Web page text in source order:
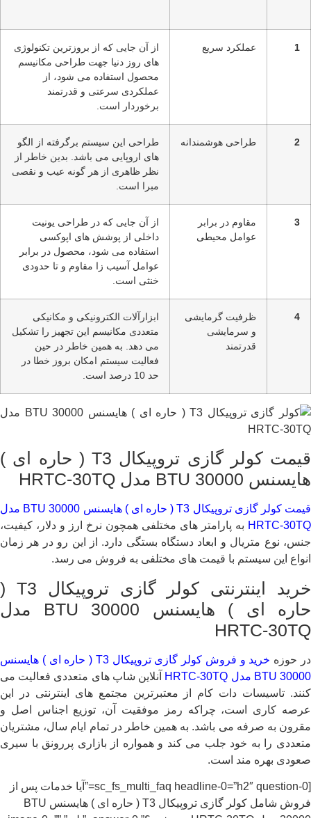
1 عملکرد سریع
از آن‌ جایی که از بروزترین تکنولوژی‌
های روز دنیا جهت طراحی مکانیسم
محصول استفاده می شود، از
عملکردی سرعتی و قدرتمند
برخوردار است.
2 طراحی هوشمندانه
طراحی این سیستم برگرفته از الگو
های اروپایی می باشد. بدین خاطر از
نظر ظاهری از هر گونه عیب و نقصی
مبرا است.
3
مقاوم در برابر
عوامل محیطی
از آن جایی که در طراحی یونیت
داخلی از پوشش های اپوکسی
استفاده می شود، محصول در برابر
عوامل آسیب زا مقاوم و تا حدودی
خنثی است.
4
ظرفیت گرمایشی
و سرمایشی
قدرتمند
ابزارآلات الکترونیکی و مکانیکی
متعددی مکانیسم این تجهیز را تشکیل
می دهد. به همین خاطر در حین
فعالیت سیستم امکان بروز خطا در
حد 10 درصد است.
قیمت کولر گازی تروپیکال T3 ( حاره ای )
هایسنس BTU 30000 مدل HRTC-30TQ
قیمت کولر گازی تروپیکال T3 ( حاره ای ) هایسنس BTU 30000 مدل
HRTC-30TQ به پارامتر های مختلفی همچون نرخ ارز و دلار، کیفیت،
جنس، نوع متریال و ابعاد دستگاه بستگی دارد. از این رو در هر زمان
انواع این سیستم با قیمت های مختلفی به فروش می رسد.
خرید اینترنتی کولر گازی تروپیکال T3 (
حاره ای ) هایسنس BTU 30000 مدل
HRTC-30TQ
در حوزه
خرید و فروش کولر گازی تروپیکال T3 ( حاره ای ) هایسنس
BTU 30000 مدل HRTC-30TQ
آنلاین شاپ های متعددی فعالیت می
کنند. تاسیسات دات کام از معتبرترین مجتمع های اینترنتی در این
عرصه کاری است، چراکه رمز موفقیت آن، توزیع اجناس اصل و
مقرون به صرفه می باشد. به همین خاطر در تمام ایام سال، مشتریان
متعددی را به خود جلب می کند و همواره از بازاری پررونق با سیری
صعودی بهره مند است.
[sc_fs_multi_faq headline-0=”h2″ question-0=”آیا خدمات پس از
فروش شامل کولر گازی تروپیکال T3 ( حاره ای ) هایسنس BTU